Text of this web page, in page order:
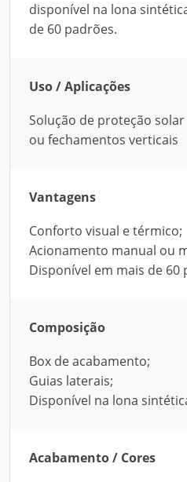
disponível na lona
de 60 padrões.
Uso / Aplicações
Solução de proteção
ou fechamentos verticais
Vantagens
Conforto visual e térmico;
Acionamento manual ou
Disponível em mais de 60
Composição
Box de acabamento;
Guias laterais;
Disponível na lona
Acabamento / Cores